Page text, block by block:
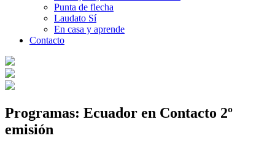
Punta de flecha
Laudato Sí
En casa y aprende
Contacto
Programas: Ecuador en Contacto 2º
emisión